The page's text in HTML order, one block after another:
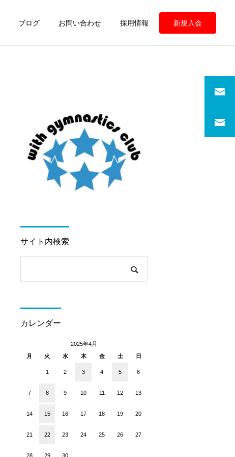
ブログ お問い合わせ 採用情報 新規入会
定期情報
ウィズ体操クラブ 練習の
サイト内検索
カレンダー
2025年4月
月
火 水 木 金 土 日
1 2 3 4 5 6
7 8 9 10 11 12 13
14 15 16 17 18 19 20
21 22 23 24 25 26 27
28 29 30